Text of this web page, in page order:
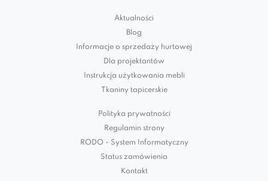
Aktualności
Blog
Informacje o sprzedaży hurtowej
Dla projektantów
Instrukcja użytkowania mebli
Tkaniny tapicerskie
Polityka prywatności
Regulamin strony
RODO - System Informatyczny
Status zamówienia
Kontakt